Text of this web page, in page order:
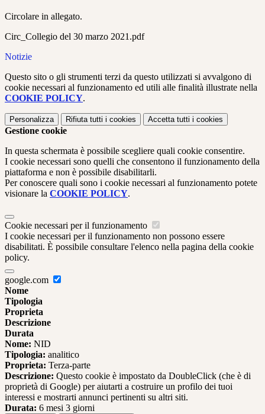
Circolare in allegato.
Circ_Collegio del 30 marzo 2021.pdf
Notizie
Questo sito o gli strumenti terzi da questo utilizzati si avvalgono di
cookie necessari al funzionamento ed utili alle finalità illustrate nella
COOKIE POLICY.
Personalizza Rifiuta tutti i cookies Accetta tutti i cookies
Gestione cookie
In questa schermata è possibile scegliere quali cookie consentire.
I cookie necessari sono quelli che consentono il funzionamento della
piattaforma e non è possibile disabilitarli.
Per conoscere quali sono i cookie necessari al funzionamento potete
visionare la COOKIE POLICY.
Cookie necessari per il funzionamento
I cookie necessari per il funzionamento non possono essere
disabilitati. È possibile consultare l'elenco nella pagina della cookie
policy.
google.com
Nome
Tipologia
Proprieta
Descrizione
Durata
Nome: NID
Tipologia: analitico
Proprieta: Terza-parte
Descrizione: Questo cookie è impostato da DoubleClick (che è di
proprietà di Google) per aiutarti a costruire un profilo dei tuoi
interessi e mostrarti annunci pertinenti su altri siti.
Durata: 6 mesi 3 giorni